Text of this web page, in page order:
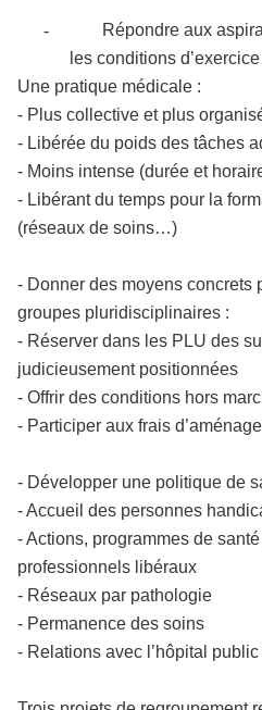
-
Répondre aux
les conditions d’exercice
Une pratique médicale :
- Plus collective et plus
- Libérée du poids des tâches
- Moins intense (durée et
- Libérant du temps pour la
(réseaux de soins…)
- Donner des moyens concrets
groupes pluridisciplinaires :
- Réserver dans les PLU des
judicieusement positionnées
- Offrir des conditions hors
- Participer aux frais
- Développer une politique de
- Accueil des personnes
- Actions, programmes de
professionnels libéraux
- Réseaux par pathologie
- Permanence des soins
- Relations avec l’hôpital